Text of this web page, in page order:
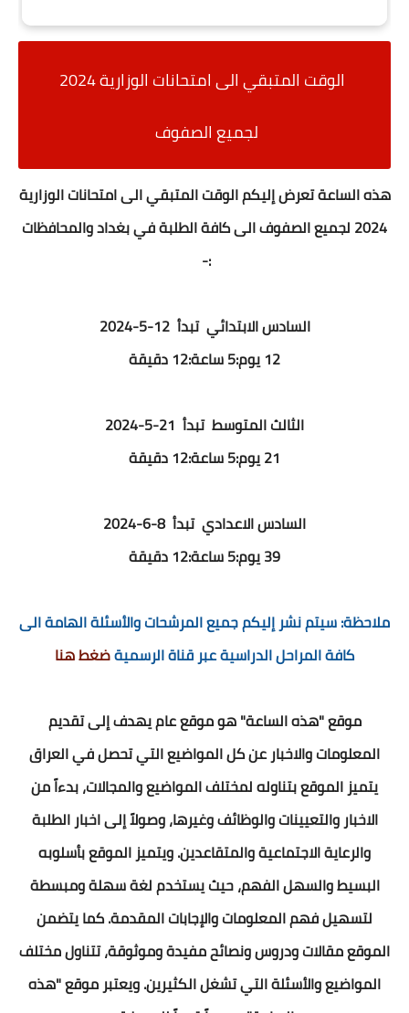
الوقت المتبقي الى امتحانات الوزارية 2024
لجميع الصفوف
هذه الساعة تعرض إليكم الوقت المتبقي الى امتحانات الوزارية
2024 لجميع الصفوف الى كافة الطلبة في بغداد والمحافظات
:-
السادس الابتدائي تبدأ 12-5-2024
12 يوم:5 ساعة:12 دقيقة
الثالث المتوسط تبدأ 21-5-2024
21 يوم:5 ساعة:12 دقيقة
السادس الاعدادي تبدأ 8-6-2024
39 يوم:5 ساعة:12 دقيقة
ملاحظة: سيتم نشر إليكم جميع المرشحات والأسئلة الهامة الى
كافة المراحل الدراسية عبر قناة الرسميةضغط هنا
موقع "هذه الساعة" هو موقع عام يهدف إلى تقديم
المعلومات والاخبار عن كل المواضيع التي تحصل في العراق
يتميز الموقع بتناوله لمختلف المواضيع والمجالات، بدءاً من
الاخبار والتعيينات والوظائف وغيرها، وصولاً إلى اخبار الطلبة
والرعاية الاجتماعية والمتقاعدين. ويتميز الموقع بأسلوبه
البسيط والسهل الفهم، حيث يستخدم لغة سهلة ومبسطة
لتسهيل فهم المعلومات والإجابات المقدمة. كما يتضمن
الموقع مقالات ودروس ونصائح مفيدة وموثوقة، تتناول مختلف
المواضيع والأسئلة التي تشغل الكثيرين. ويعتبر موقع "هذه